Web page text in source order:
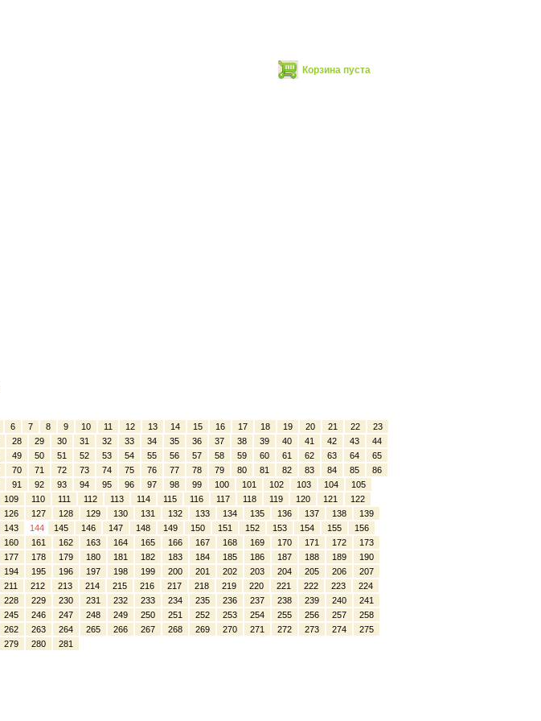
Корзина пуста
6 7 8 9 10 11 12 13 14 15 16 17 18 19 20 21 22
23
28 29 30 31 32 33 34 35 36 37 38 39 40 41 42 43
44
49 50 51 52 53 54 55 56 57 58 59 60 61 62 63 64
65
70 71 72 73 74 75 76 77 78 79 80 81 82 83 84 85
86
91 92 93 94 95 96 97 98 99 100 101 102 103 104
105
109 110 111 112 113 114 115 116 117 118 119 120 121
122
126 127 128 129 130 131 132 133 134 135 136 137 138
139
143 144 145 146 147 148 149 150 151 152 153 154 155
156
160 161 162 163 164 165 166 167 168 169 170 171 172
173
177 178 179 180 181 182 183 184 185 186 187 188 189
190
194 195 196 197 198 199 200 201 202 203 204 205 206
207
211 212 213 214 215 216 217 218 219 220 221 222 223
224
228 229 230 231 232 233 234 235 236 237 238 239 240
241
245 246 247 248 249 250 251 252 253 254 255 256 257
258
262 263 264 265 266 267 268 269 270 271 272 273 274
275
279 280 281